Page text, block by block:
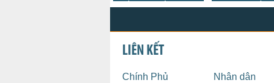
LIÊN KẾT
Chính Phủ Nhân dân